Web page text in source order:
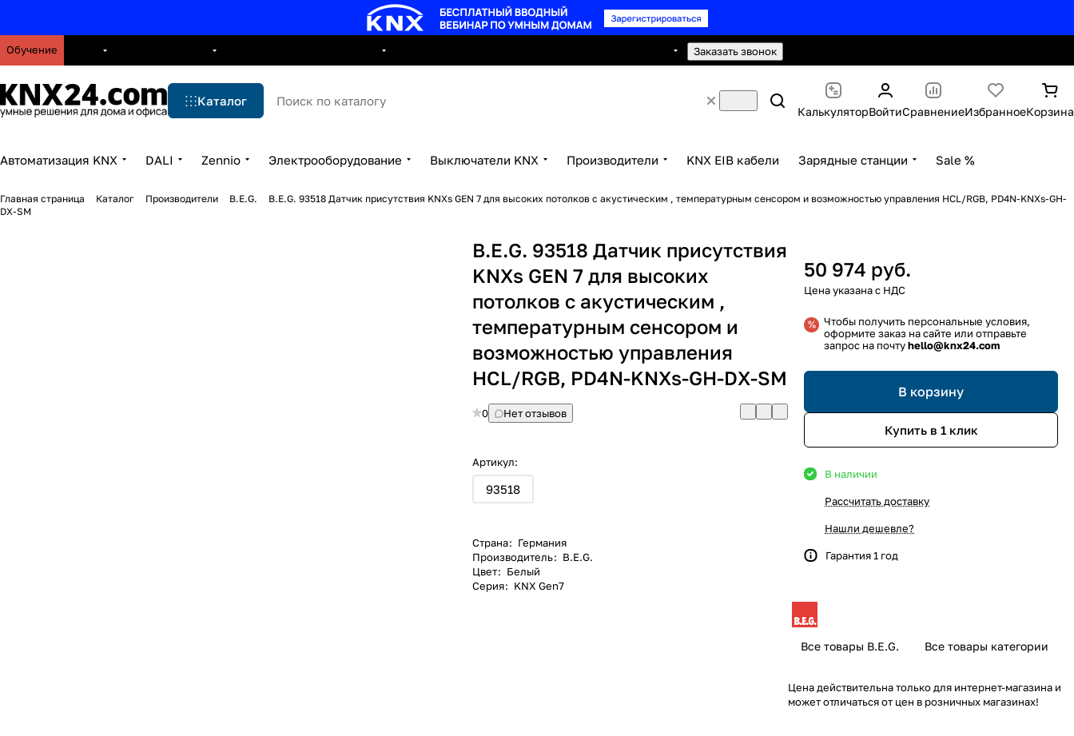
Обучение Заказать звонок
Каталог
КалькуляторВойтиСравнениеИзбранноеКорзина
Автоматизация KNX DALI Zennio Электрооборудование Выключатели KNX Производители KNX EIB кабели Зарядные станции Sale %
Главная страница Каталог Производители B.E.G.
B.E.G. 93518 Датчик присутствия KNXs GEN 7 для высоких потолков с акустическим , температурным сенсором и возможностью управления HCL/RGB, PD4N-KNXs-GH-
DX-SM
B.E.G. 93518 Датчик присутствия
KNXs GEN 7 для высоких
потолков с акустическим ,
температурным сенсором и
возможностью управления
HCL/RGB, PD4N-KNXs-GH-DX-SM
0 Нет отзывов
Артикул:
93518
Страна: Германия
Производитель: B.E.G.
Цвет: Белый
Серия: KNX Gen7
50 974 руб.
Чтобы получить персональные условия,
оформите заказ на сайте или отправьте
запрос на почтуhello@knx24.com
В корзину
Купить в 1 клик
В наличии
Рассчитать доставку
Нашли дешевле?
Гарантия 1 год
Все товары B.E.G. Все товары категории
Цена действительна только для интернет-магазина и
может отличаться от цен в розничных магазинах!